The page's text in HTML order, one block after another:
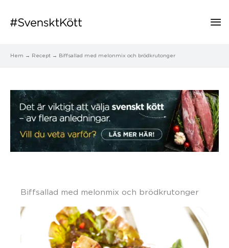
Hem Recept Biffsallad med melonmix och brödkrutonger
Biffsallad med melonmix och brödkrutonger